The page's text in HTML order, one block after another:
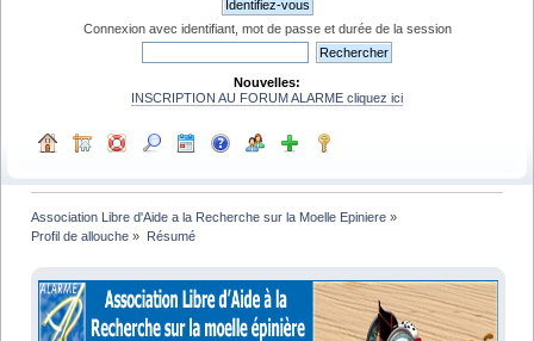
Connexion avec identifiant, mot de passe et durée de la session
Nouvelles:
INSCRIPTION AU FORUM ALARME cliquez ici
Association Libre d'Aide a la Recherche sur la Moelle Epiniere »
Profil de allouche » Résumé